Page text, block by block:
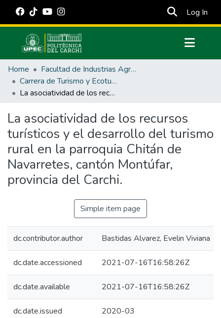
Log In
Communities & Collections
All of DSpace
Statistics
Estadísticas Externas
Manuales
Home
Facultad de Industrias Agropecuarias y Ciencias Ambientales
Carrera de Turismo y Ecoturimo
La asociatividad de los recursos turísticos y el desarrollo del turismo rural en la parroquia Chitán de Navarretes, cantón Montúfar, provincia del Carchi.
La asociatividad de los recursos
turísticos y el desarrollo del turismo
rural en la parroquia Chitán de
Navarretes, cantón Montúfar,
provincia del Carchi.
Simple item page
dc.contributor.author Bastidas Alvarez, Evelin Viviana
dc.date.accessioned 2021-07-16T16:58:26Z
dc.date.available 2021-07-16T16:58:26Z
dc.date.issued 2020-03